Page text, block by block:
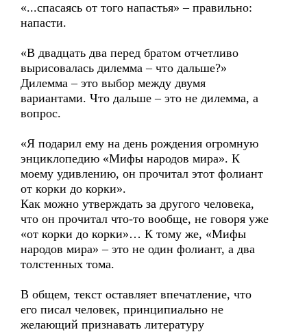
«...спасаясь от того напастья» – правильно:
напасти.
«В двадцать два перед братом отчетливо
вырисовалась дилемма – что дальше?»
Дилемма – это выбор между двумя
вариантами. Что дальше – это не дилемма, а
вопрос.
«Я подарил ему на день рождения огромную
энциклопедию «Мифы народов мира». К
моему удивлению, он прочитал этот фолиант
от корки до корки».
Как можно утверждать за другого человека,
что он прочитал что-то вообще, не говоря уже
«от корки до корки»… К тому же, «Мифы
народов мира» – это не один фолиант, а два
толстенных тома.
В общем, текст оставляет впечатление, что
его писал человек, принципиально не
желающий признавать литературу